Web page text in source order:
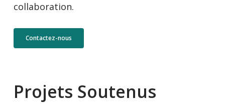
collaboration.
Contactez-nous
Projets Soutenus